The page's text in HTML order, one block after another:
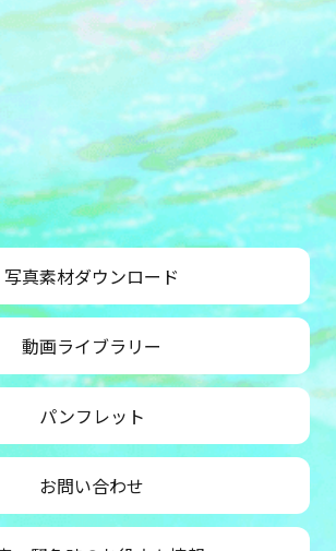
写真素材ダウンロード
動画ライブラリー
パンフレット
お問い合わせ